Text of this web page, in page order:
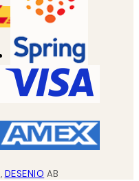
, DESENIO AB